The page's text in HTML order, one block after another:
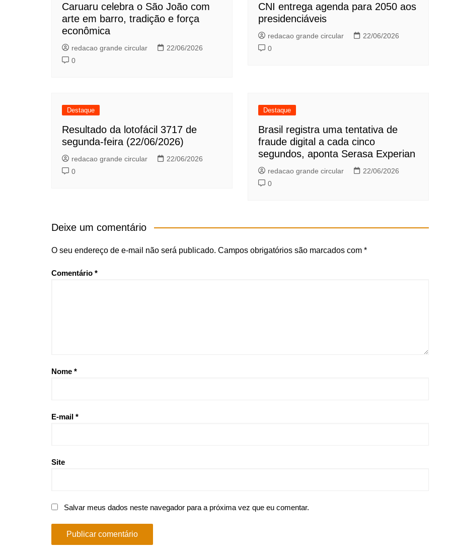
Caruaru celebra o São João com
arte em barro, tradição e força
econômica
redacao grande circular
22/06/2026
0
CNI entrega agenda para 2050 aos
presidenciáveis
redacao grande circular
22/06/2026
0
Destaque
Resultado da lotofácil 3717 de
segunda-feira (22/06/2026)
redacao grande circular
22/06/2026
0
Destaque
Brasil registra uma tentativa de
fraude digital a cada cinco
segundos, aponta Serasa Experian
redacao grande circular
22/06/2026
0
Deixe um comentário
O seu endereço de e-mail não será publicado. Campos obrigatórios são marcados com *
Comentário *
Nome *
E-mail *
Site
Salvar meus dados neste navegador para a próxima vez que eu comentar.